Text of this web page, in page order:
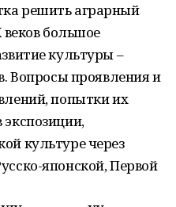
решить аграрный
веков большое
культуры –
Вопросы проявления и
попытки их
культуре через
японской, Первой